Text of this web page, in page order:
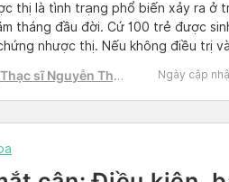
thị là tình trạng phổ biến xảy ra ở
tháng đầu đời. Cứ 100 trẻ được
nhược thị. Nếu không điều trị
ứng điều […]
sĩ Nguyễn Thị
Ngày cập